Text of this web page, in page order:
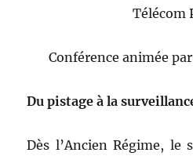
Télécom
Conférence animée par
Du pistage à la
Dès l’Ancien Régime, le